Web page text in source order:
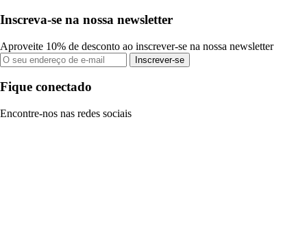
Inscreva-se na nossa newsletter
Aproveite 10% de desconto ao inscrever-se na nossa newsletter
Inscrever-se
Fique conectado
Encontre-nos nas redes sociais